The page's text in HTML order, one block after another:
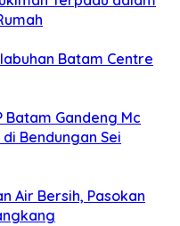
Batam Centre
Batam Gandeng Mc
Bendungan Sei
Air Bersih, Pasokan